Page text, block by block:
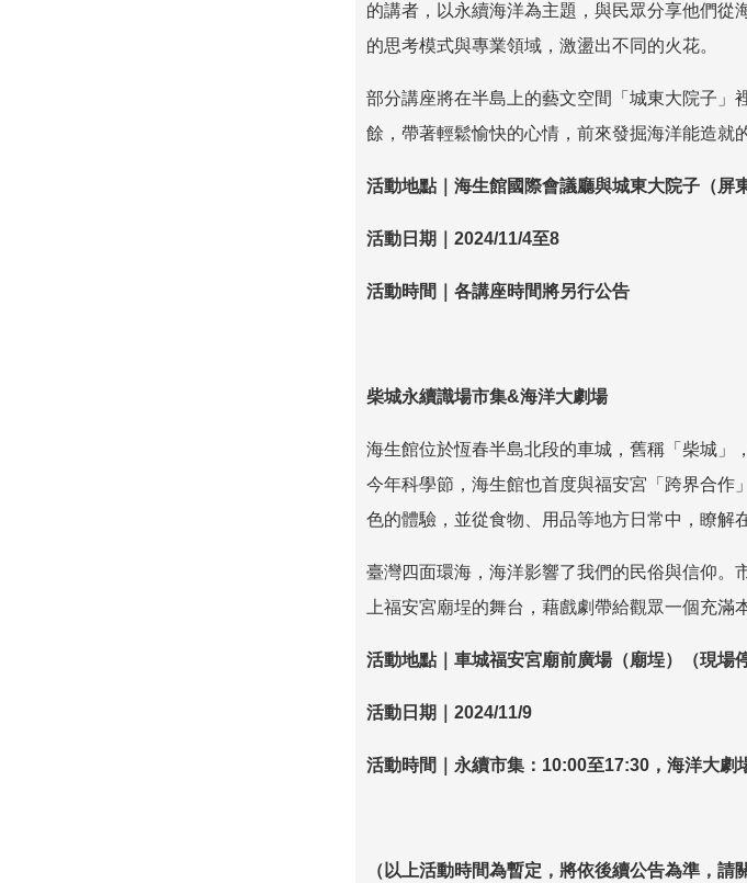
的講者，以永續海洋為主題，與民眾分享他們
的思考模式與專業領域，激盪出不同的火花。
部分講座將在半島上的藝文空間「城東大院子」
餘，帶著輕鬆愉快的心情，前來發掘海洋能造就
活動地點｜海生館國際會議廳與城東大院子（屏
活動日期｜ 2024/11/4至8
活動時間｜各講座時間將另行公告
柴城永續識場市集&海洋大劇場
海生館位於恆春半島北段的車城，舊稱「柴城」
今年科學節，海生館也首度與福安宮「跨界合作
色的體驗，並從食物、用品等地方日常中，瞭解
臺灣四面環海，海洋影響了我們的民俗與信仰。
上福安宮廟埕的舞台，藉戲劇帶給觀眾一個充滿
活動地點｜車城福安宮廟前廣場（廟埕）（現場
活動日期｜ 2024/11/9
活動時間｜永續市集： 10:00至17:30，海洋大劇
（以上活動時間為暫定，將依後續公告為準，請